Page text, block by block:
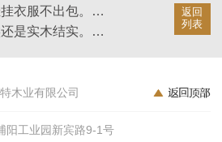
返回
列表
怎么用衣服挂挂衣服不出包。小技巧转起来【华恩衣架】
衣架铁的结实还是实木结实。看看大自然的力量【华恩衣架】
木业有限公司
阳工业园新宾路9-1号